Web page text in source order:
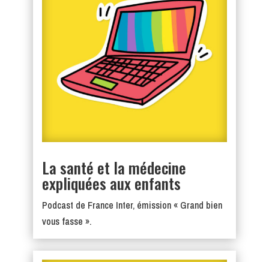
La santé et la médecine
expliquées aux enfants
Podcast de France Inter, émission « Grand bien
vous fasse ».